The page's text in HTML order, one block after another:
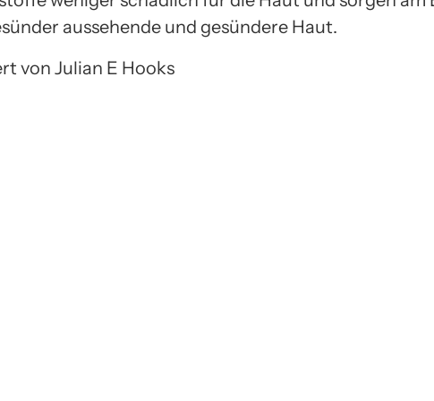
aussehende und gesündere Haut.
von Julian E Hooks